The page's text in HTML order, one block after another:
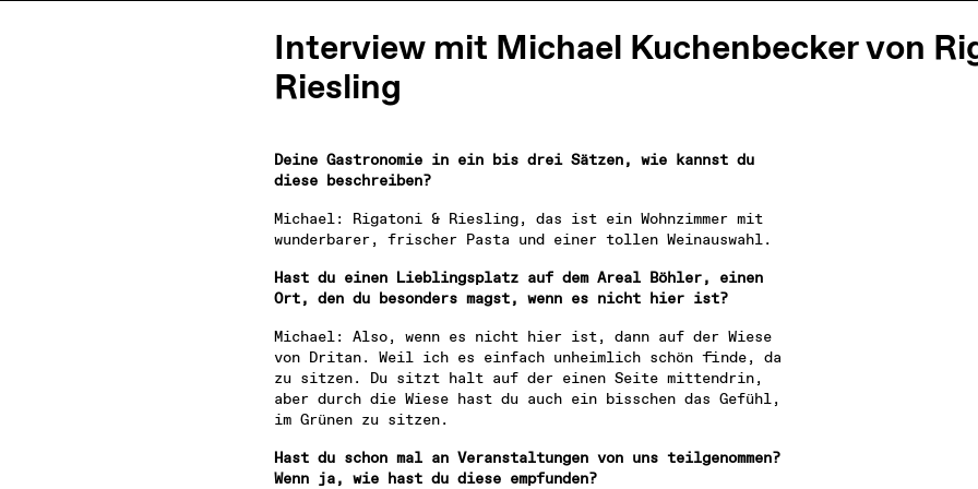
Interview mit Michael Kuchenbecker von
Riesling
Deine Gastronomie in ein bis drei Sätzen, wie kannst du
diese beschreiben?
Michael: Rigatoni & Riesling, das ist ein Wohnzimmer mit
wunderbarer, frischer Pasta und einer tollen Weinauswahl.
Hast du einen Lieblingsplatz auf dem Areal Böhler, einen
Ort, den du besonders magst, wenn es nicht hier ist?
Michael: Also, wenn es nicht hier ist, dann auf der Wiese
von Dritan. Weil ich es einfach unheimlich schön finde, da
zu sitzen. Du sitzt halt auf der einen Seite mittendrin,
aber durch die Wiese hast du auch ein bisschen das Gefühl,
im Grünen zu sitzen.
Hast du schon mal an Veranstaltungen von uns teilgenommen?
Wenn ja, wie hast du diese empfunden?